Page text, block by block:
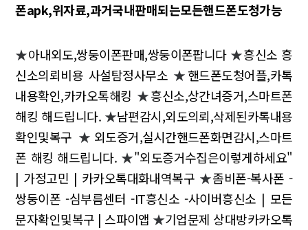
폰apk,위자료,과거국내판매되는모든핸드폰도청가능
★아내외도,쌍둥이폰판매,쌍둥이폰팝니다★흥신소 흥
신소의뢰비용 사설탐정사무소 ★핸드폰도청어플,카톡
내용확인,카카오톡해킹 ★흥신소,상간녀증거,스마트폰
해킹 해드립니다.★남편감시,외도의뢰,삭제된카톡내용
확인및복구 ★ 외도증거,실시간핸드폰화면감시,스마트
폰 해킹 해드립니다. ★"외도증거수집은이렇게하세요"
| 가정고민 | 카카오톡대화내역복구 ★좀비폰-복사폰 -
쌍둥이폰 -심부름센터 -IT흥신소 -사이버흥신소 | 모든
문자확인및복구 | 스파이앱 ★기업문제 상대방카카오톡